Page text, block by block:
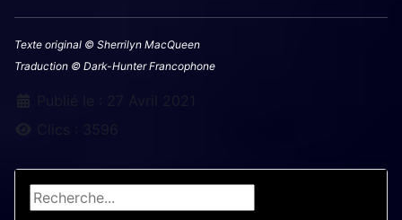
Rechercher
Texte original © Sherrilyn MacQueen
Traduction © Dark-Hunter Francophone
Publié le : 27 Avril 2021